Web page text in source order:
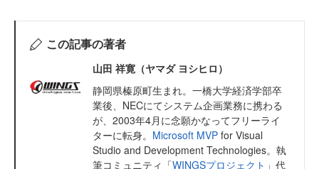
この記事の著者
山田 祥寛（ヤマダ ヨシヒロ）
静岡県榛原町生まれ。一橋大学経済学部卒
業後、NECにてシステム企画業務に携わる
が、2003年4月に念願かなってフリーライ
ターに転身。 Microsoft MVP for Visual
Studio and Development Technologies。執
筆コミュニティ「WINGSプロジェクト 」代